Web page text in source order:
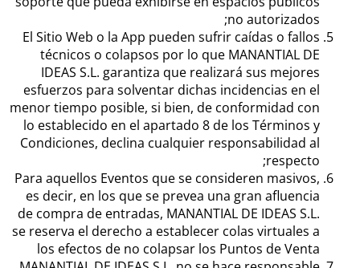
no autorizados;
El Sitio Web o la App pueden sufrir caídas o fallos
técnicos o colapsos por lo que MANANTIAL DE
IDEAS S.L. garantiza que realizará sus mejores
esfuerzos para solventar dichas incidencias en el
menor tiempo posible, si bien, de conformidad con
lo establecido en el apartado 8 de los Términos y
Condiciones, declina cualquier responsabilidad al
respecto;
Para aquellos Eventos que se consideren masivos,
es decir, en los que se prevea una gran afluencia
de compra de entradas, MANANTIAL DE IDEAS S.L.
se reserva el derecho a establecer colas virtuales a
los efectos de no colapsar los Puntos de Venta